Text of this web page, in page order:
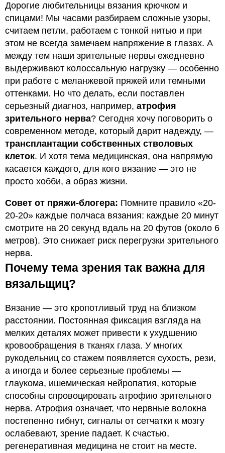
Дорогие любительницы вязания крючком и
спицами! Мы часами разбираем сложные узоры,
считаем петли, работаем с тонкой нитью и при
этом не всегда замечаем напряжение в глазах. А
между тем наши зрительные нервы ежедневно
выдерживают колоссальную нагрузку — особенно
при работе с меланжевой пряжей или темными
оттенками. Но что делать, если поставлен
серьезный диагноз, например, атрофия
зрительного нерва? Сегодня хочу поговорить о
современном методе, который дарит надежду, —
трансплантации собственных стволовых
клеток. И хотя тема медицинская, она напрямую
касается каждого, для кого вязание — это не
просто хобби, а образ жизни.
Совет от пряжи-блогера: Помните правило «20-
20-20» каждые полчаса вязания: каждые 20 минут
смотрите на 20 секунд вдаль на 20 футов (около 6
метров). Это снижает риск перегрузки зрительного
нерва.
Почему тема зрения так важна для
вязальщиц?
Вязание — это кропотливый труд на близком
расстоянии. Постоянная фиксация взгляда на
мелких деталях может привести к ухудшению
кровообращения в тканях глаза. У многих
рукодельниц со стажем появляется сухость, рези,
а иногда и более серьезные проблемы —
глаукома, ишемическая нейропатия, которые
способны спровоцировать атрофию зрительного
нерва. Атрофия означает, что нервные волокна
постепенно гибнут, сигналы от сетчатки к мозгу
ослабевают, зрение падает. К счастью,
регенеративная медицина не стоит на месте.